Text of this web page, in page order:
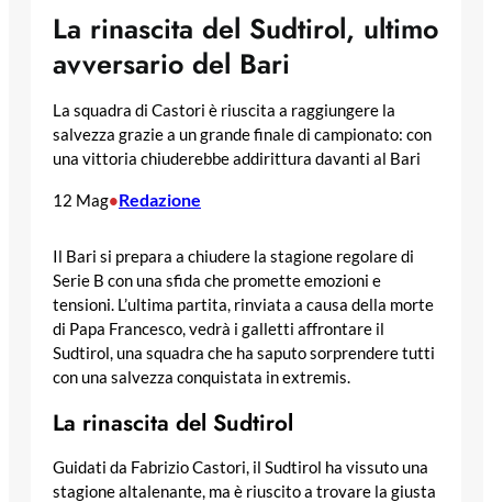
La rinascita del Sudtirol, ultimo
avversario del Bari
La squadra di Castori è riuscita a raggiungere la
salvezza grazie a un grande finale di campionato: con
una vittoria chiuderebbe addirittura davanti al Bari
12 Mag•Redazione
Il Bari si prepara a chiudere la stagione regolare di
Serie B con una sfida che promette emozioni e
tensioni. L’ultima partita, rinviata a causa della morte
di Papa Francesco, vedrà i galletti affrontare il
Sudtirol, una squadra che ha saputo sorprendere tutti
con una salvezza conquistata in extremis.
La rinascita del Sudtirol
Guidati da Fabrizio Castori, il Sudtirol ha vissuto una
stagione altalenante, ma è riuscito a trovare la giusta